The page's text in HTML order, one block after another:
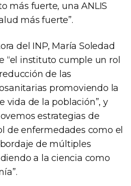
más fuerte, una ANLIS
más fuerte”.
del INP, María Soledad
“el instituto cumple un rol
de las
promoviendo la
vida de la población”, y
estrategias de
de enfermedades como el
de múltiples
a la ciencia como